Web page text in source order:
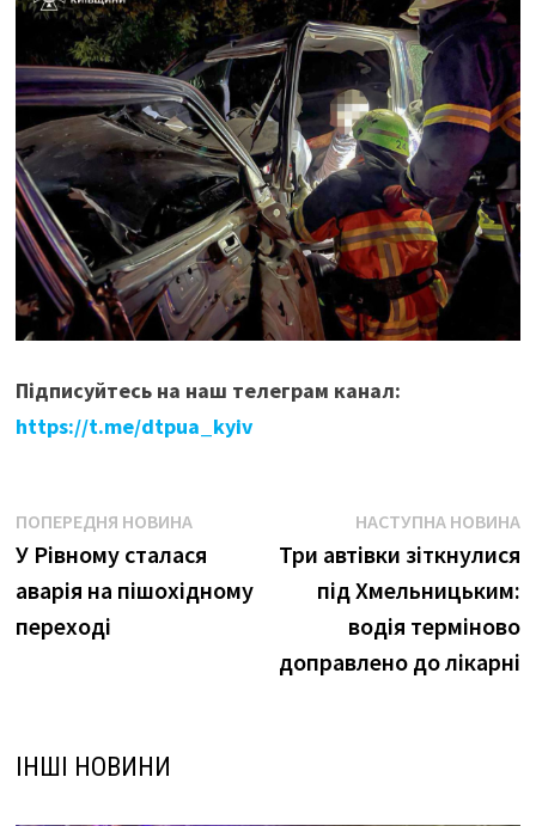
Підписуйтесь на наш телеграм канал:
https://t.me/dtpua_kyiv
Навігація
записів
ПОПЕРЕДНЯ НОВИНАПопередня
новина:
У Рівному сталася
аварія на пішохідному
переході
НАСТУПНА НОВИНА
Три автівки зіткнулися
під Хмельницьким:
водія терміново
доправлено до лікарні
ІНШІ НОВИНИ